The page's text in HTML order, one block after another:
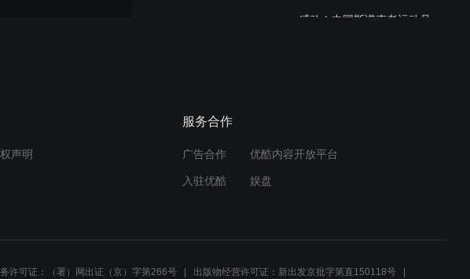
感动！中国斯诺克老运动员
声明
服务合作
广告合作 优酷内容开放平台
入驻优酷 娱盘
许可证：（署）网出证（京）字第266号 出版物经营许可证：新出发京批字第直150118号